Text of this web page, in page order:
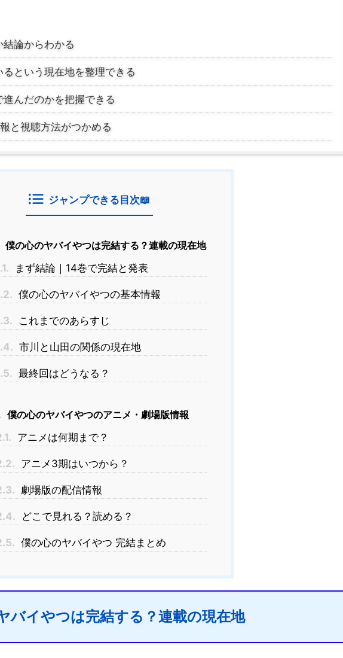
論からわかる
という現在地を整理できる
んだのかを把握できる
と視聴方法がつかめる
ジャンプできる目次📖
僕の心のヤバイやつは完結する？連載の現在地
まず結論｜14巻で完結と発表
僕の心のヤバイやつの基本情報
これまでのあらすじ
市川と山田の関係の現在地
最終回はどうなる？
僕の心のヤバイやつのアニメ・劇場版情報
アニメは何期まで？
アニメ3期はいつから？
劇場版の配信情報
どこで見れる？読める？
僕の心のヤバイやつ 完結まとめ
バイやつは完結する？連載の現在地